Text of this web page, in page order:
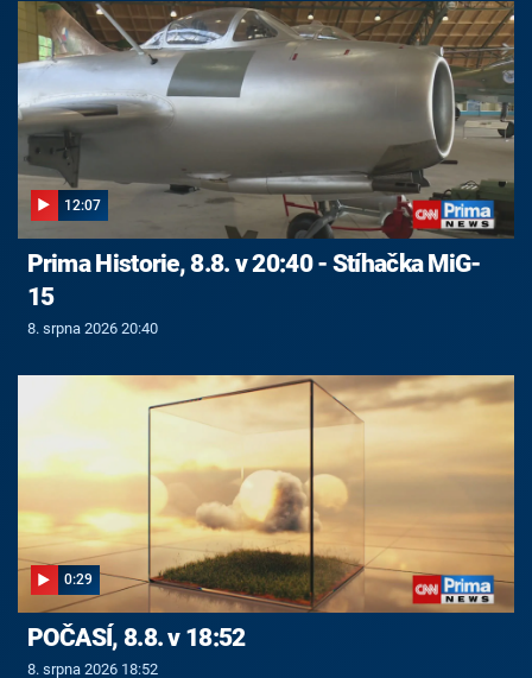
12:07
Prima Historie, 8.8. v 20:40 - Stíhačka MiG-
15
8. srpna 2026 20:40
0:29
POČASÍ, 8.8. v 18:52
8. srpna 2026 18:52